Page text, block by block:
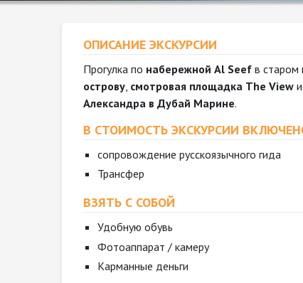
ОПИСАНИЕ ЭКСКУРСИИ
Прогулка по набережной Al Seef в старом
острову, смотровая площадка The View
Александра в Дубай Марине.
В СТОИМОСТЬ ЭКСКУРСИИ
сопровождение русскоязычного гида
Трансфер
ВЗЯТЬ С СОБОЙ
Удобную обувь
Фотоаппарат / камеру
Карманные деньги